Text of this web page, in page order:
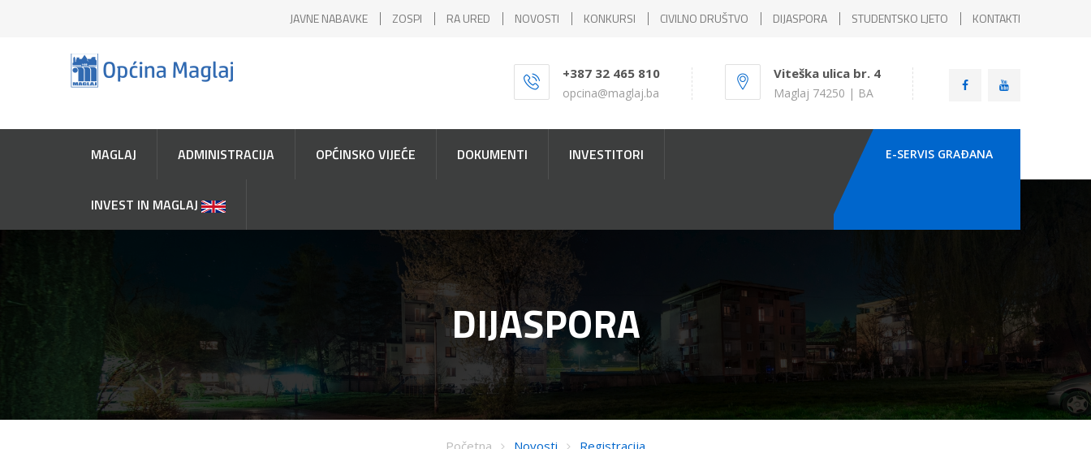
JAVNE NABAVKE ZOSPI RA URED NOVOSTI KONKURSI CIVILNO DRUŠTVO DIJASPORA STUDENTSKO LJETO KONTAKTI
+387 32 465 810
opcina@maglaj.ba
Viteška ulica br. 4
Maglaj 74250 | BA
MAGLAJ ADMINISTRACIJA OPĆINSKO VIJEĆE DOKUMENTI INVESTITORI
INVEST IN MAGLAJ
E-SERVIS GRAÐANA
DIJASPORA
Početna Novosti Registracija